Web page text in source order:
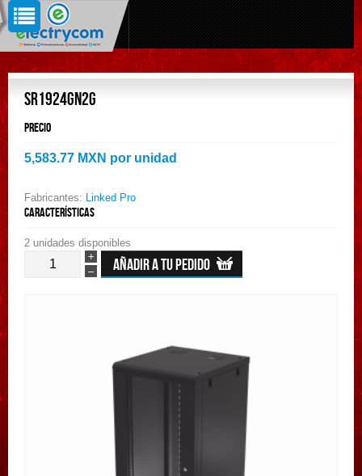
SR1924GN2G
Precio
5,583.77 MXN por unidad
Fabricantes: Linked Pro
Características
2 unidades disponibles
+
–